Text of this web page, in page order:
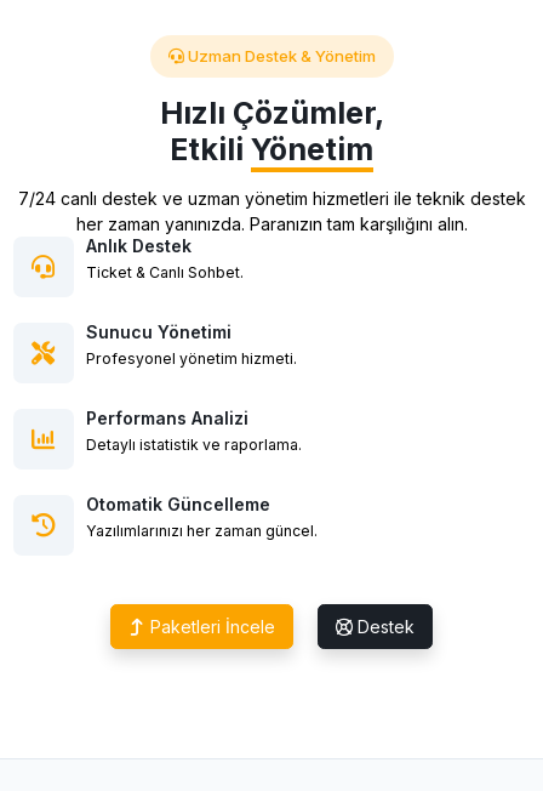
Uzman Destek & Yönetim
Hızlı Çözümler,
Etkili Yönetim
7/24 canlı destek ve uzman yönetim hizmetleri ile teknik destek
her zaman yanınızda. Paranızın tam karşılığını alın.
Anlık Destek
Ticket & Canlı Sohbet.
Sunucu Yönetimi
Profesyonel yönetim hizmeti.
Performans Analizi
Detaylı istatistik ve raporlama.
Otomatik Güncelleme
Yazılımlarınızı her zaman güncel.
Paketleri İncele Destek